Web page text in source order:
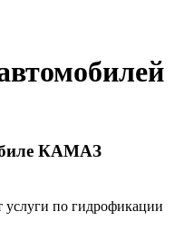
КАМАЗ
по гидрофикации